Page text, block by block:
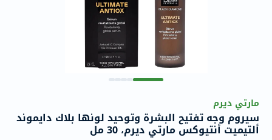
مارتي ديرم
سيروم وجه تفتيح البشرة وتوحيد لونها بلاك دايموند
ألتيميت أنتيوكس مارتي ديرم، 30 مل